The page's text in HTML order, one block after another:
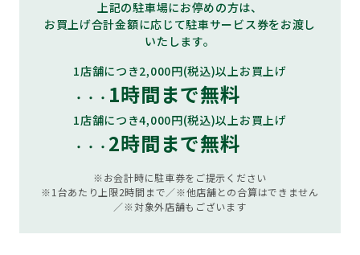
上記の駐車場にお停めの方は、
お買上げ合計金額に応じて駐車サービス券をお渡し
いたします。
1店舗につき2,000円(税込)以上お買上げ
・・・ 1時間まで無料
1店舗につき4,000円(税込)以上お買上げ
・・・ 2時間まで無料
※お会計時に駐車券をご提示ください
※1台あたり上限2時間まで／※他店舗との合算はできません
／※対象外店舗もございます